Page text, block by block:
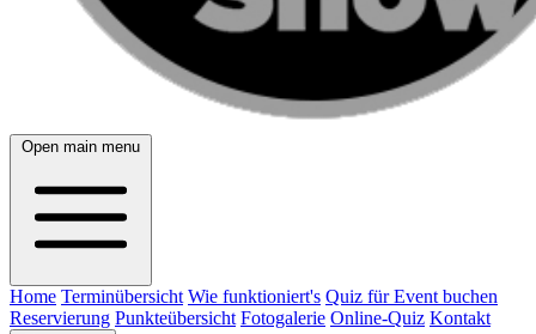
Open main menu
Home Terminübersicht Wie funktioniert's Quiz für Event buchen
Reservierung Punkteübersicht Fotogalerie Online-Quiz Kontakt